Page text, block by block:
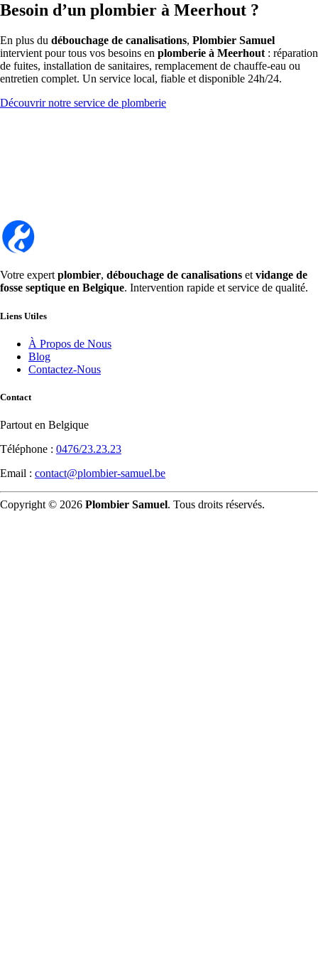
Besoin d’un plombier à Meerhout ?
En plus du débouchage de canalisations, Plombier Samuel
intervient pour tous vos besoins en plomberie à Meerhout : réparation
de fuites, installation de sanitaires, remplacement de chauffe-eau ou
entretien complet. Un service local, fiable et disponible 24h/24.
Découvrir notre service de plomberie
Votre expert plombier, débouchage de canalisations et vidange de
fosse septique en Belgique. Intervention rapide et service de qualité.
Liens Utiles
À Propos de Nous
Blog
Contactez-Nous
Contact
Partout en Belgique
Téléphone : 0476/23.23.23
Email : contact@plombier-samuel.be
Copyright © 2026 Plombier Samuel. Tous droits réservés.